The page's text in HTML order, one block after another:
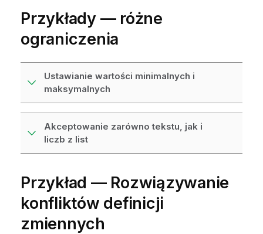
Przykłady — różne
ograniczenia
Ustawianie wartości minimalnych i
maksymalnych
Akceptowanie zarówno tekstu, jak i
liczb z list
Przykład — Rozwiązywanie
konfliktów definicji
zmiennych